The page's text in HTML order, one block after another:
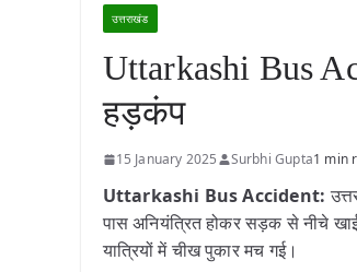
उत्तराखंड
Uttarkashi Bus
हड़कंप
15 January 2025 Surbhi Gupta1 min
Uttarkashi Bus Accident:
पास अनियंत्रित होकर सड़क से नीचे
यात्रियों में चीख पुकार मच गई।